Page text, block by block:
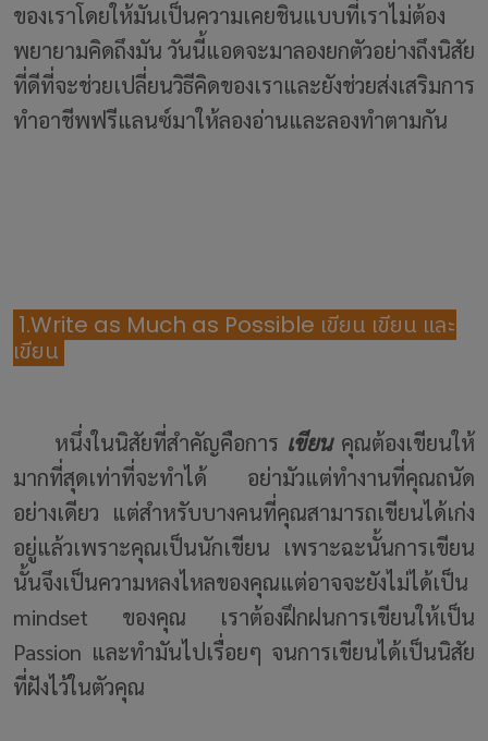
ของเราโดยให้มันเป็นความเคยชินแบบที่เราไม่ต้อง
พยายามคิดถึงมัน วันนี้แอดจะมาลองยกตัวอย่างถึงนิสัย
ที่ดีที่จะช่วยเปลี่ยนวิธีคิดของเราและยังช่วยส่งเสริมการ
ทำอาชีพฟรีแลนซ์มาให้ลองอ่านและลองทำตามกัน
1.Write as Much as Possible เขียน เขียน และ
เขียน
หนึ่งในนิสัยที่สำคัญคือการ เขียนคุณต้องเขียนให้
มากที่สุดเท่าที่จะทำได้ อย่ามัวแต่ทำงานที่คุณถนัด
อย่างเดียว แต่สำหรับบางคนที่คุณสามารถเขียนได้เก่ง
อยู่แล้วเพราะคุณเป็นนักเขียน เพราะฉะนั้นการเขียน
นั้นจึงเป็นความหลงไหลของคุณแต่อาจจะยังไม่ได้เป็น
mindset ของคุณ เราต้องฝึกฝนการเขียนให้เป็น
Passion และทำมันไปเรื่อยๆ จนการเขียนได้เป็นนิสัย
ที่ฝังไว้ในตัวคุณ